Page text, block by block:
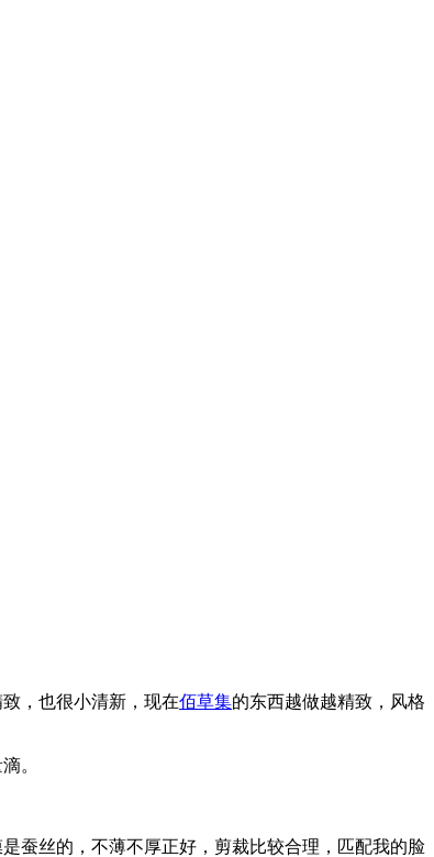
，也很小清新，现在佰草集的东西越做越精致，风格
。
蚕丝的，不薄不厚正好，剪裁比较合理，匹配我的脸